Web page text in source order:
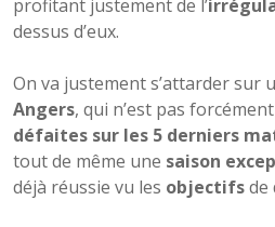
profitant justement de l’
dessus d’eux.
On va justement s’attarder sur
Angers, qui n’est pas
défaites sur les 5 derniers
tout de même une saison
déjà réussie vu les objectifsde